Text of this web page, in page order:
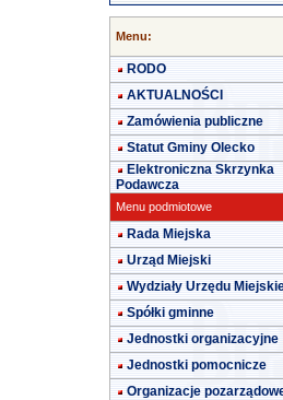
Menu:
RODO
AKTUALNOŚCI
Zamówienia publiczne
Statut Gminy Olecko
Elektroniczna Skrzynka
Podawcza
Menu podmiotowe
Rada Miejska
Urząd Miejski
Wydziały Urzędu
Spółki gminne
Jednostki organizacyjne
Jednostki pomocnicze
Organizacje